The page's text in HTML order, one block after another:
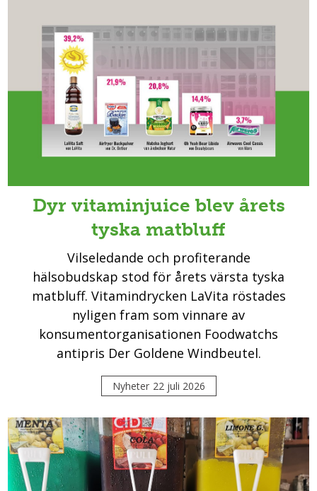
Dyr vitaminjuice blev årets
tyska matbluff
Vilseledande och profiterande
hälsobudskap stod för årets värsta tyska
matbluff. Vitamindrycken LaVita röstades
nyligen fram som vinnare av
konsumentorganisationen Foodwatchs
antipris Der Goldene Windbeutel.
Nyheter 22 juli 2026